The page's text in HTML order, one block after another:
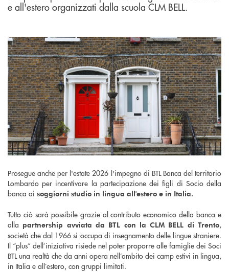
e all'estero organizzati dalla scuola CLM BELL.
Prosegue anche per l'estate 2026 l'impegno di BTL Banca del territorio
Lombardo per incentivare la partecipazione dei figli di Socio della
banca ai soggiorni studio in lingua all'estero e in Italia.
Tutto ciò sarà possibile grazie al contributo economico della banca e
alla partnership avviata da BTL con la CLM BELL di Trento,
società che dal 1966 si occupa di insegnamento delle lingue straniere.
Il “plus” dell’iniziativa risiede nel poter proporre alle famiglie dei Soci
BTL una realtà che da anni opera nell’ambito dei camp estivi in lingua,
in Italia e all’estero, con gruppi limitati.